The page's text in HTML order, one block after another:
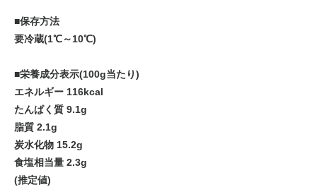
■保存方法
要冷蔵(1℃～10℃)
■栄養成分表示(100g当たり)
エネルギー 116kcal
たんぱく質 9.1g
脂質 2.1g
炭水化物 15.2g
食塩相当量 2.3g
(推定値)